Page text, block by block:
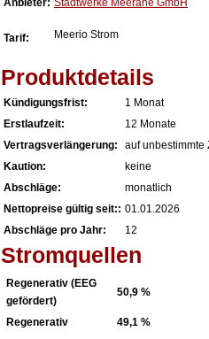
Anbieter: Stadtwerke Meerane GmbH
Tarif: Meerio Strom
Produktdetails
Kündigungsfrist:
1 Monat
Erstlaufzeit:
12 Monate
Vertragsverlängerung:
auf unbestimmte
Kaution:
keine
Abschläge:
monatlich
Nettopreise gültig seit:: 01.01.2026
Abschläge pro Jahr:
12
Stromquellen
Regenerativ (EEG
gefördert)
50,9 %
Regenerativ
49,1 %